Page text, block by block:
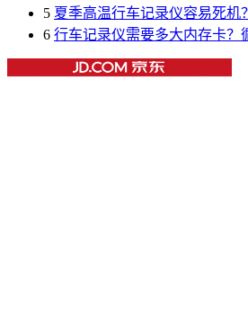
5 夏季高温行车记录仪容易死机
6 行车记录仪需要多大内存卡？